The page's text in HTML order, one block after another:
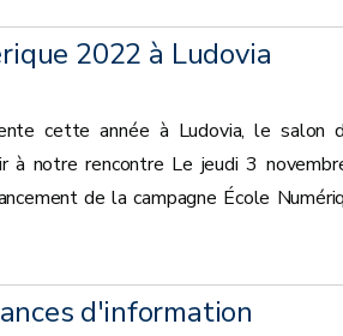
2022 à Ludovia
cette année à Ludovia, le salon
à notre rencontre Le jeudi 3
de la campagne École
d'information